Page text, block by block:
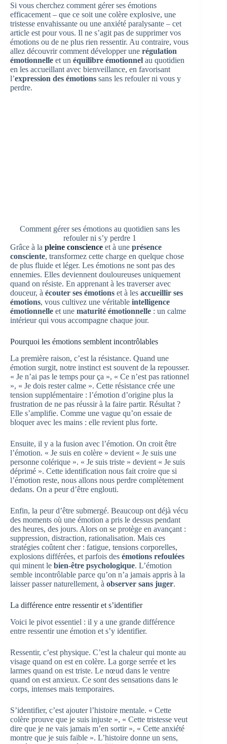
Si vous cherchez comment gérer ses émotions
efficacement – que ce soit une colère explosive, une
tristesse envahissante ou une anxiété paralysante – cet
article est pour vous. Il ne s’agit pas de supprimer vos
émotions ou de ne plus rien ressentir. Au contraire, vous
allez découvrir comment développer une régulation
émotionnelle et un équilibre émotionnel au quotidien
en les accueillant avec bienveillance, en favorisant
l’expression des émotions sans les refouler ni vous y
perdre.
Comment gérer ses émotions au quotidien sans les
refouler ni s’y perdre 1
Grâce à la pleine conscience et à une présence
consciente, transformez cette charge en quelque chose
de plus fluide et léger. Les émotions ne sont pas des
ennemies. Elles deviennent douloureuses uniquement
quand on résiste. En apprenant à les traverser avec
douceur, à écouter ses émotions et à les accueillir ses
émotions, vous cultivez une véritable intelligence
émotionnelle et une maturité émotionnelle : un calme
intérieur qui vous accompagne chaque jour.
Pourquoi les émotions semblent incontrôlables
La première raison, c’est la résistance. Quand une
émotion surgit, notre instinct est souvent de la repousser.
« Je n’ai pas le temps pour ça », « Ce n’est pas rationnel
», « Je dois rester calme ». Cette résistance crée une
tension supplémentaire : l’émotion d’origine plus la
frustration de ne pas réussir à la faire partir. Résultat ?
Elle s’amplifie. Comme une vague qu’on essaie de
bloquer avec les mains : elle revient plus forte.
Ensuite, il y a la fusion avec l’émotion. On croit être
l’émotion. « Je suis en colère » devient « Je suis une
personne colérique ». « Je suis triste » devient « Je suis
déprimé ». Cette identification nous fait croire que si
l’émotion reste, nous allons nous perdre complètement
dedans. On a peur d’être englouti.
Enfin, la peur d’être submergé. Beaucoup ont déjà vécu
des moments où une émotion a pris le dessus pendant
des heures, des jours. Alors on se protège en avançant :
suppression, distraction, rationalisation. Mais ces
stratégies coûtent cher : fatigue, tensions corporelles,
explosions différées, et parfois des émotions refoulées
qui minent le bien-être psychologique. L’émotion
semble incontrôlable parce qu’on n’a jamais appris à la
laisser passer naturellement, à observer sans juger.
La différence entre ressentir et s’identifier
Voici le pivot essentiel : il y a une grande différence
entre ressentir une émotion et s’y identifier.
Ressentir, c’est physique. C’est la chaleur qui monte au
visage quand on est en colère. La gorge serrée et les
larmes quand on est triste. Le nœud dans le ventre
quand on est anxieux. Ce sont des sensations dans le
corps, intenses mais temporaires.
S’identifier, c’est ajouter l’histoire mentale. « Cette
colère prouve que je suis injuste », « Cette tristesse veut
dire que je ne vais jamais m’en sortir », « Cette anxiété
montre que je suis faible ». L’histoire donne un sens,